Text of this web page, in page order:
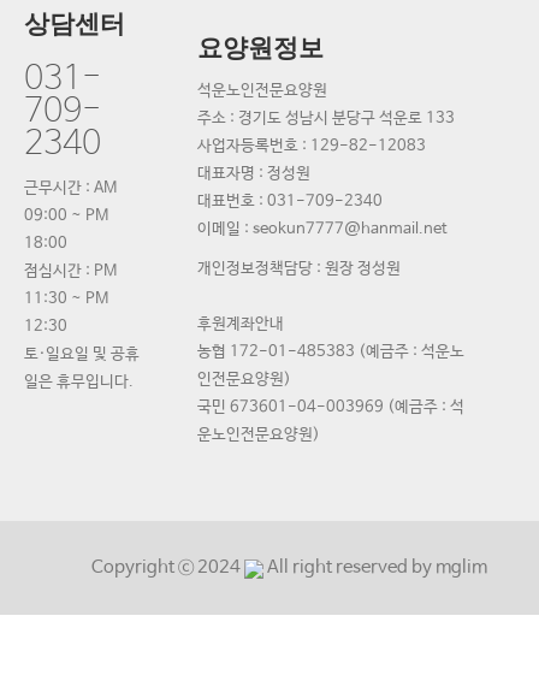
상담센터
031-
709-
2340
근무시간 : AM
09:00 ~ PM
18:00
점심시간 : PM
11:30 ~ PM
12:30
토·일요일 및 공휴
일은 휴무입니다.
요양원정보
석운노인전문요양원
주소 : 경기도 성남시 분당구 석운로 133
사업자등록번호 : 129-82-12083
대표자명 : 정성원
대표번호 : 031-709-2340
이메일 : seokun7777@hanmail.net
개인정보정책담당 : 원장 정성원
후원계좌안내
농협 172-01-485383 (예금주 : 석운노
인전문요양원)
국민 673601-04-003969 (예금주 : 석
운노인전문요양원)
Copyright ⓒ 2024 All right reserved by mglim